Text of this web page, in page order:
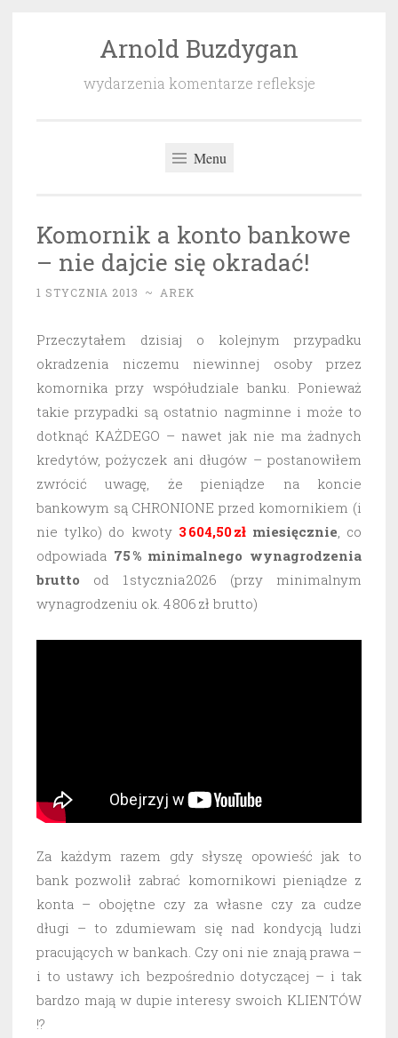
Arnold Buzdygan
wydarzenia komentarze refleksje
Menu
Komornik a konto bankowe
– nie dajcie się okradać!
1 STYCZNIA 2013 ~ AREK
Przeczytałem dzisiaj o kolejnym przypadku
okradzenia niczemu niewinnej osoby przez
komornika przy współudziale banku. Ponieważ
takie przypadki są ostatnio nagminne i może to
dotknąć KAŻDEGO – nawet jak nie ma żadnych
kredytów, pożyczek ani długów – postanowiłem
zwrócić uwagę, że pieniądze na koncie
bankowym są CHRONIONE przed komornikiem (i
nie tylko) do kwoty 3 604,50 złmiesięcznie, co
odpowiada 75 % minimalnego wynagrodzenia
brutto od 1 stycznia 2026 (przy minimalnym
wynagrodzeniu ok. 4 806 zł brutto)
Za każdym razem gdy słyszę opowieść jak to
bank pozwolił zabrać komornikowi pieniądze z
konta – obojętne czy za własne czy za cudze
długi – to zdumiewam się nad kondycją ludzi
pracujących w bankach. Czy oni nie znają prawa –
i to ustawy ich bezpośrednio dotyczącej – i tak
bardzo mają w dupie interesy swoich KLIENTÓW
!?